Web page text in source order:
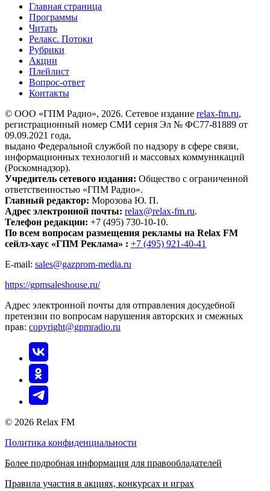
Главная страница
Программы
Читать
Релакс. Потоки
Рубрики
Акции
Плейлист
Вопрос-ответ
Контакты
© ООО «ГПМ Радио», 2026. Сетевое издание relax-fm.ru,
регистрационный номер СМИ серия Эл № ФС77-81889 от
09.09.2021 года,
выдано Федеральной службой по надзору в сфере связи,
информационных технологий и массовых коммуникаций
(Роскомнадзор).
Учредитель сетевого издания: Общество с ограниченной
ответственностью «ГПМ Радио».
Главный редактор: Морозова Ю. П.
Адрес электронной почты: relax@relax-fm.ru.
Телефон редакции: +7 (495) 730-10-10.
По всем вопросам размещения рекламы на Relax FM
сейлз-хаус «ГПМ Реклама» : +7 (495) 921-40-41
E-mail: sales@gazprom-media.ru
https://gpmsaleshouse.ru/
Адрес электронной почты для отправления досудебной
претензии по вопросам нарушения авторских и смежных
прав: copyright@gpmradio.ru
© 2026 Relax FM
Политика конфиденциальности
Более подробная информация для правообладателей
Правила участия в акциях, конкурсах и играх